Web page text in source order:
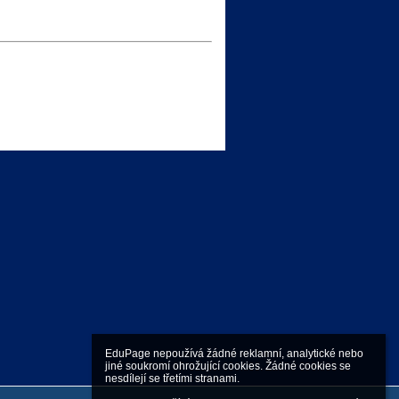
EduPage nepoužívá žádné reklamní, analytické nebo
jiné soukromí ohrožující cookies. Žádné cookies se
nesdílejí se třetími stranami.